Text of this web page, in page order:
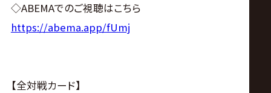
◇ABEMAでのご視聴はこちら
https://abema.app/fUmj
【全対戦カード】